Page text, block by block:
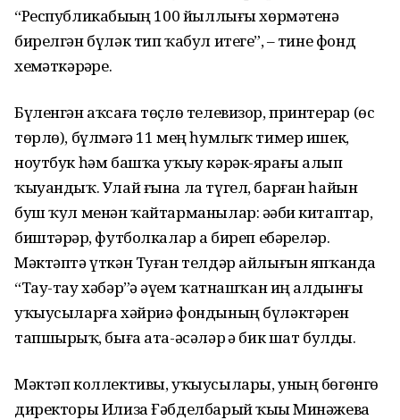
“Республикабыҙҙың 100 йыллығы хөрмәтенә
бирелгән бүләк тип ҡабул итегеҙ”, – тине фонд
хеҙмәткәрҙәре.
Бүленгән аҡсаға төҫлө телевизор, принтерҙар (өс
төрлө), бүлмәгә 11 мең һумлыҡ тимер ишек,
ноутбук һәм башҡа уҡыу кәрәк-ярағы алып
ҡыуандыҡ. Улай ғына ла түгел, барған һайын
буш ҡул менән ҡайтарманылар: әҙәби китаптар,
биштәрҙәр, футболкалар ҙа биреп ебәрҙеләр.
Мәктәптә үткән Туған телдәр айлығын япҡанда
“Тау-тау хәбәр”ҙә әүҙем ҡатнашҡан иң алдынғы
уҡыусыларға хәйриә фондының бүләктәрен
тапшырҙыҡ, быға ата-әсәләр ҙә бик шат булды.
Мәктәп коллективы, уҡыусылары, уның бөгөнгө
директоры Илиза Ғәбделбарый ҡыҙы Минәжева